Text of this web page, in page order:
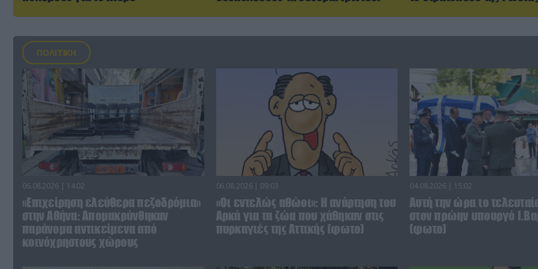
ΠΟΛΙΤΙΚΗ
06.08.2026 | 14:02
«Επιχείρηση ελεύθερα πεζοδρόμια»
στην Αθήνα: Απομακρύνθηκαν
παράνομα αντικείμενα από
κοινόχρηστους χώρους
06.08.2026 | 09:03
«Οι εντελώς αθώοι»: Η ανάρτηση του
Αρκά για τα ζώα που χάθηκαν στις
πυρκαγιές της Αττικής (φωτο)
04.08.2026 | 15:02
Αυτή την ώρα το
στον πρώην υπουργό
(φωτο)